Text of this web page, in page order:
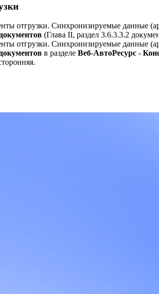
отгрузки. Синхронизируемые данные
(Глава II, раздел 3.6.3.3.2
отгрузки. Синхронизируемые данные
в разделе Веб-АвтоРесурс -